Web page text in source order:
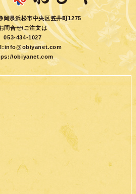
岡県浜松市中央区笠井町1275
問合せ/ご注文は
053-434-1027
info@obiyanet.com
obiyanet.com